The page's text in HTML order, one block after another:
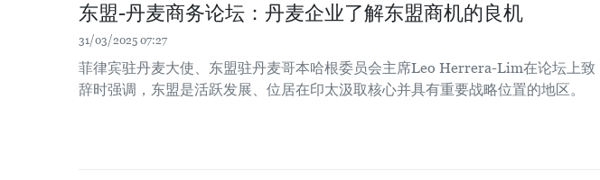
东盟-丹麦商务论坛：丹麦企业了解东盟商机的良机
31/03/2025 07:27
菲律宾驻丹麦大使、东盟驻丹麦哥本哈根委员会主席Leo Herrera-Lim在论坛上致
辞时强调，东盟是活跃发展、位居在印太汲取核心并具有重要战略位置的地区。